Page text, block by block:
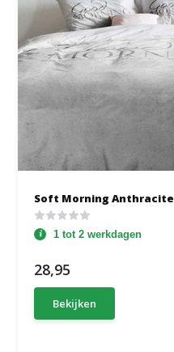
Soft Morning Anthracite
1 tot 2 werkdagen
28,95
Bekijken